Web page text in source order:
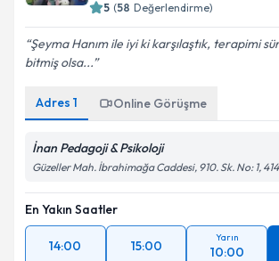
5 (58 Değerlendirme)
Şeyma Hanım ile iyi ki karşılaştık, terapimi
bitmiş olsa...
Adres 1 Online Görüşme
İnan Pedagoji & Psikoloji
Güzeller Mah. İbrahimağa Caddesi, 910. Sk. No: 1,
En Yakın Saatler
14:00 15:00
Yarın
10:00